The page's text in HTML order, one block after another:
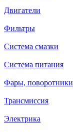
Двигатели
Фильтры
Система смазки
Система питания
Фары, поворотники
Трансмиссия
Электрика